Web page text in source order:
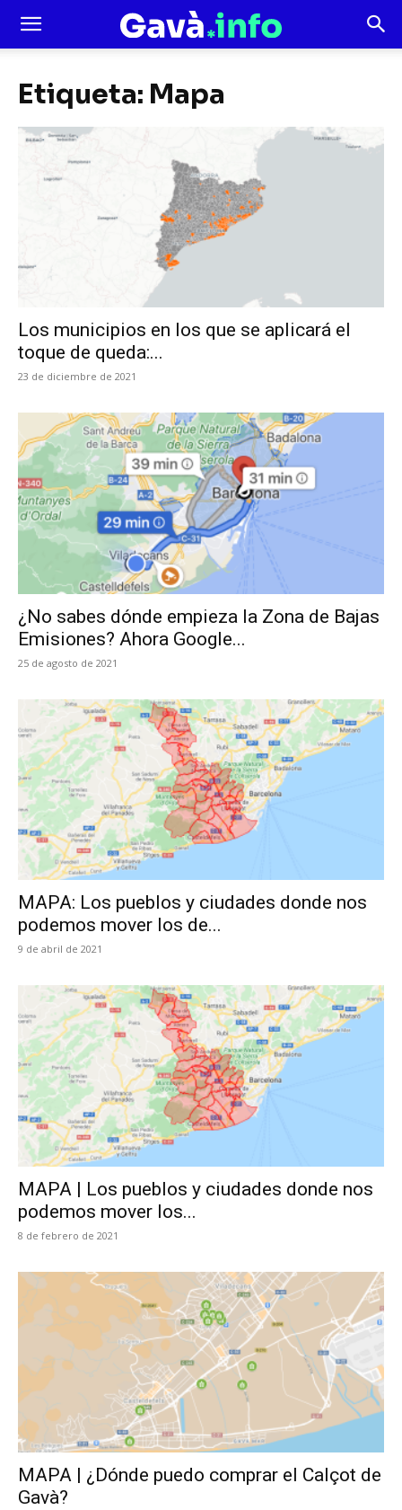
Etiqueta: Mapa
Los municipios en los que se aplicará el
toque de queda:...
23 de diciembre de 2021
¿No sabes dónde empieza la Zona de Bajas
Emisiones? Ahora Google...
25 de agosto de 2021
MAPA: Los pueblos y ciudades donde nos
podemos mover los de...
9 de abril de 2021
MAPA | Los pueblos y ciudades donde nos
podemos mover los...
8 de febrero de 2021
MAPA | ¿Dónde puedo comprar el Calçot de
Gavà?